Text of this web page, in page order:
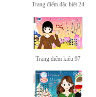
Trang điểm đặc biệt 24
Trang điểm kiểu 97